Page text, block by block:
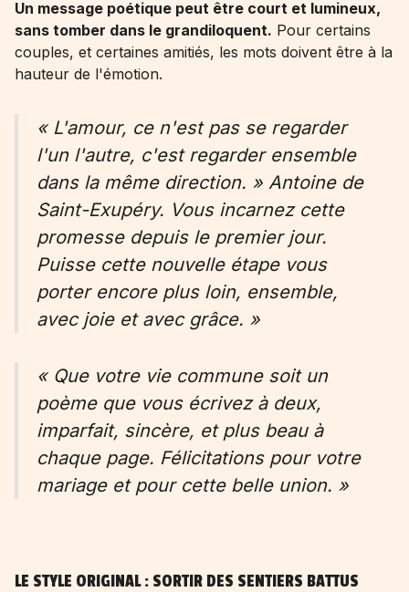
Un message poétique peut être court et lumineux,
sans tomber dans le grandiloquent. Pour certains
couples, et certaines amitiés, les mots doivent être à la
hauteur de l'émotion.
« L'amour, ce n'est pas se regarder
l'un l'autre, c'est regarder ensemble
dans la même direction. » Antoine de
Saint-Exupéry. Vous incarnez cette
promesse depuis le premier jour.
Puisse cette nouvelle étape vous
porter encore plus loin, ensemble,
avec joie et avec grâce. »
« Que votre vie commune soit un
poème que vous écrivez à deux,
imparfait, sincère, et plus beau à
chaque page. Félicitations pour votre
mariage et pour cette belle union. »
LE STYLE ORIGINAL : SORTIR DES SENTIERS BATTUS